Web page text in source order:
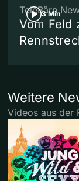
3 Min
TeleBärn
Vom Feld
Weitere
Videos aus der